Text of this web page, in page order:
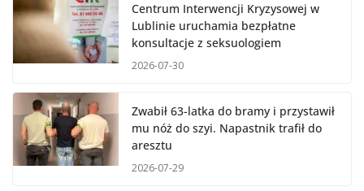
Centrum Interwencji Kryzysowej w
Lublinie uruchamia bezpłatne
konsultacje z seksuologiem
2026-07-30
Zwabił 63-latka do bramy i przystawił
mu nóż do szyi. Napastnik trafił do
aresztu
2026-07-29